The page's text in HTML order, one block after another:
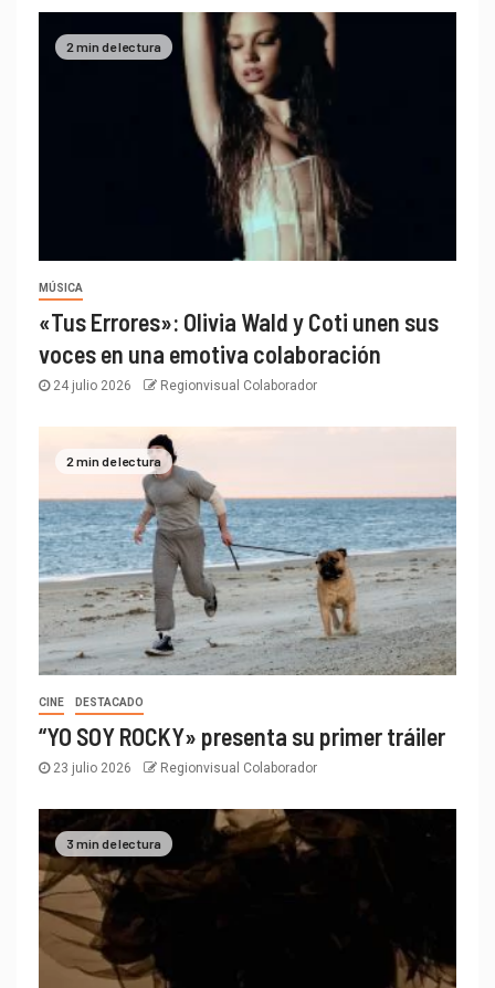
2 min de lectura
MÚSICA
«Tus Errores»: Olivia Wald y Coti unen sus
voces en una emotiva colaboración
24 julio 2026 Regionvisual Colaborador
2 min de lectura
CINE DESTACADO
“YO SOY ROCKY» presenta su primer tráiler
23 julio 2026 Regionvisual Colaborador
3 min de lectura